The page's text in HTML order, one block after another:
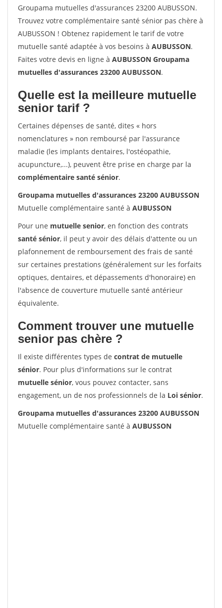
Groupama mutuelles d'assurances 23200 AUBUSSON.
Trouvez votre complémentaire santé sénior pas chère à
AUBUSSON ! Obtenez rapidement le tarif de votre
mutuelle santé adaptée à vos besoins à AUBUSSON.
Faites votre devis en ligne à AUBUSSON Groupama
mutuelles d'assurances 23200 AUBUSSON.
Quelle est la meilleure mutuelle
senior tarif ?
Certaines dépenses de santé, dites « hors
nomenclatures » non remboursé par l'assurance
maladie (les implants dentaires, l'ostéopathie,
acupuncture,...), peuvent être prise en charge par la
complémentaire santé sénior.
Groupama mutuelles d'assurances 23200 AUBUSSON
Mutuelle complémentaire santé à AUBUSSON
Pour une mutuelle senior, en fonction des contrats
santé sénior, il peut y avoir des délais d'attente ou un
plafonnement de remboursement des frais de santé
sur certaines prestations (généralement sur les forfaits
optiques, dentaires, et dépassements d'honoraire) en
l'absence de couverture mutuelle santé antérieur
équivalente.
Comment trouver une mutuelle
senior pas chère ?
Il existe différentes types de contrat de mutuelle
sénior. Pour plus d'informations sur le contrat
mutuelle sénior, vous pouvez contacter, sans
engagement, un de nos professionnels de la Loi sénior.
Groupama mutuelles d'assurances 23200 AUBUSSON
Mutuelle complémentaire santé à AUBUSSON